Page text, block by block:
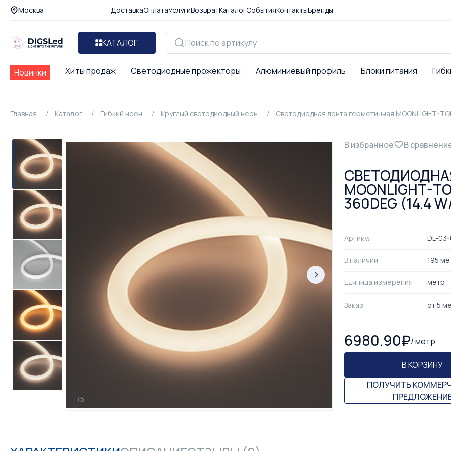
Москва ДоставкаОплатаУслугиВозвратКаталогСобытияКонтактыБренды
КАТАЛОГ
Новинки Хиты продаж Светодиодные прожекторы Алюминиевый профиль Блоки питания
Главная Каталог Гибкий неон Круглый светодиодный неон Светодиодная лента герметичная MOONLIGHT-
1/5
В избранное В
MOONLIGHT-
360DEG (14.4
Артикул DL-03-
В наличии 195
Единица измерения метр
Заказ от5
6980.90₽/метр
В КОРЗИНУ
ПОЛУЧИТЬ